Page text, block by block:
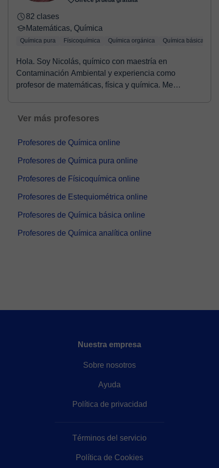
82 clases
Matemáticas, Química
Química pura Físicoquímica Química orgánica Química básica
Hola. Soy Nicolás, químico con maestría en
Contaminación Ambiental y experiencia como
profesor de matemáticas, física y química. Me
Ver más profesores
Profesores de Química online
Profesores de Química pura online
Profesores de Físicoquímica online
Profesores de Estequiométrica online
Profesores de Química básica online
Profesores de Química analítica online
Nuestra empresa
Sobre nosotros
Ayuda
Política de privacidad
Términos del servicio
Política de Cookies